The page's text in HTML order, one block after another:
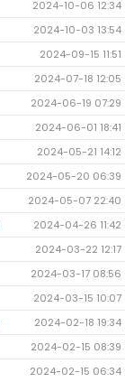
2024-10-06 12:34
2024-10-03 13:54
2024-09-15 11:51
2024-07-18 12:05
2024-06-19 07:29
2024-06-01 18:41
2024-05-21 14:12
2024-05-20 06:39
2024-05-07 22:40
2024-04-26 11:42
2024-03-22 12:17
2024-03-17 08:56
2024-03-15 10:07
2024-02-18 19:34
2024-02-15 08:39
2024-02-15 06:34